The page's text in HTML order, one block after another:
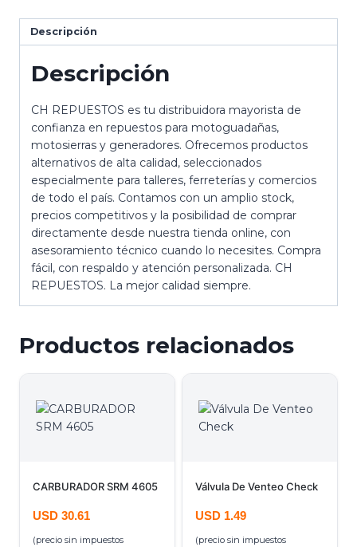
Descripción
Descripción
CH REPUESTOS es tu distribuidora mayorista de
confianza en repuestos para motoguadañas,
motosierras y generadores. Ofrecemos productos
alternativos de alta calidad, seleccionados
especialmente para talleres, ferreterías y comercios
de todo el país. Contamos con un amplio stock,
precios competitivos y la posibilidad de comprar
directamente desde nuestra tienda online, con
asesoramiento técnico cuando lo necesites. Compra
fácil, con respaldo y atención personalizada. CH
REPUESTOS. La mejor calidad siempre.
Productos relacionados
CARBURADOR SRM 4605
USD 30.61
(precio sin impuestos
Válvula De Venteo Check
USD 1.49
(precio sin impuestos